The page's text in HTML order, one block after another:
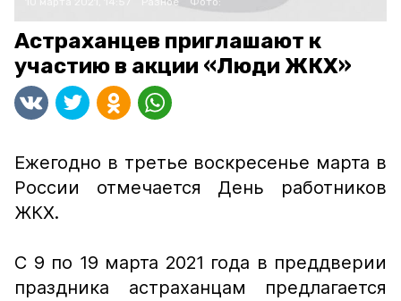
Астраханцев приглашают к
участию в акции «Люди ЖКХ»
Ежегодно в третье воскресенье марта в
России отмечается День работников
ЖКХ.
С 9 по 19 марта 2021 года в преддверии
праздника астраханцам предлагается